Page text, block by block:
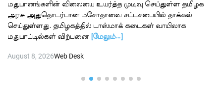
மதுபானங்களின் விலையை உயர்த்த முடிவு செய்துள்ள தமிழக
அரசு அதுதொடர்பான மசோதாவை சட்டசபையில் தாக்கல்
செய்துள்ளது. தமிழகத்தில் டாஸ்மாக் கடைகள் வாயிலாக
மதுபாட்டில்கள் விற்பனை [மேலும்…]
August 8, 2026Web Desk